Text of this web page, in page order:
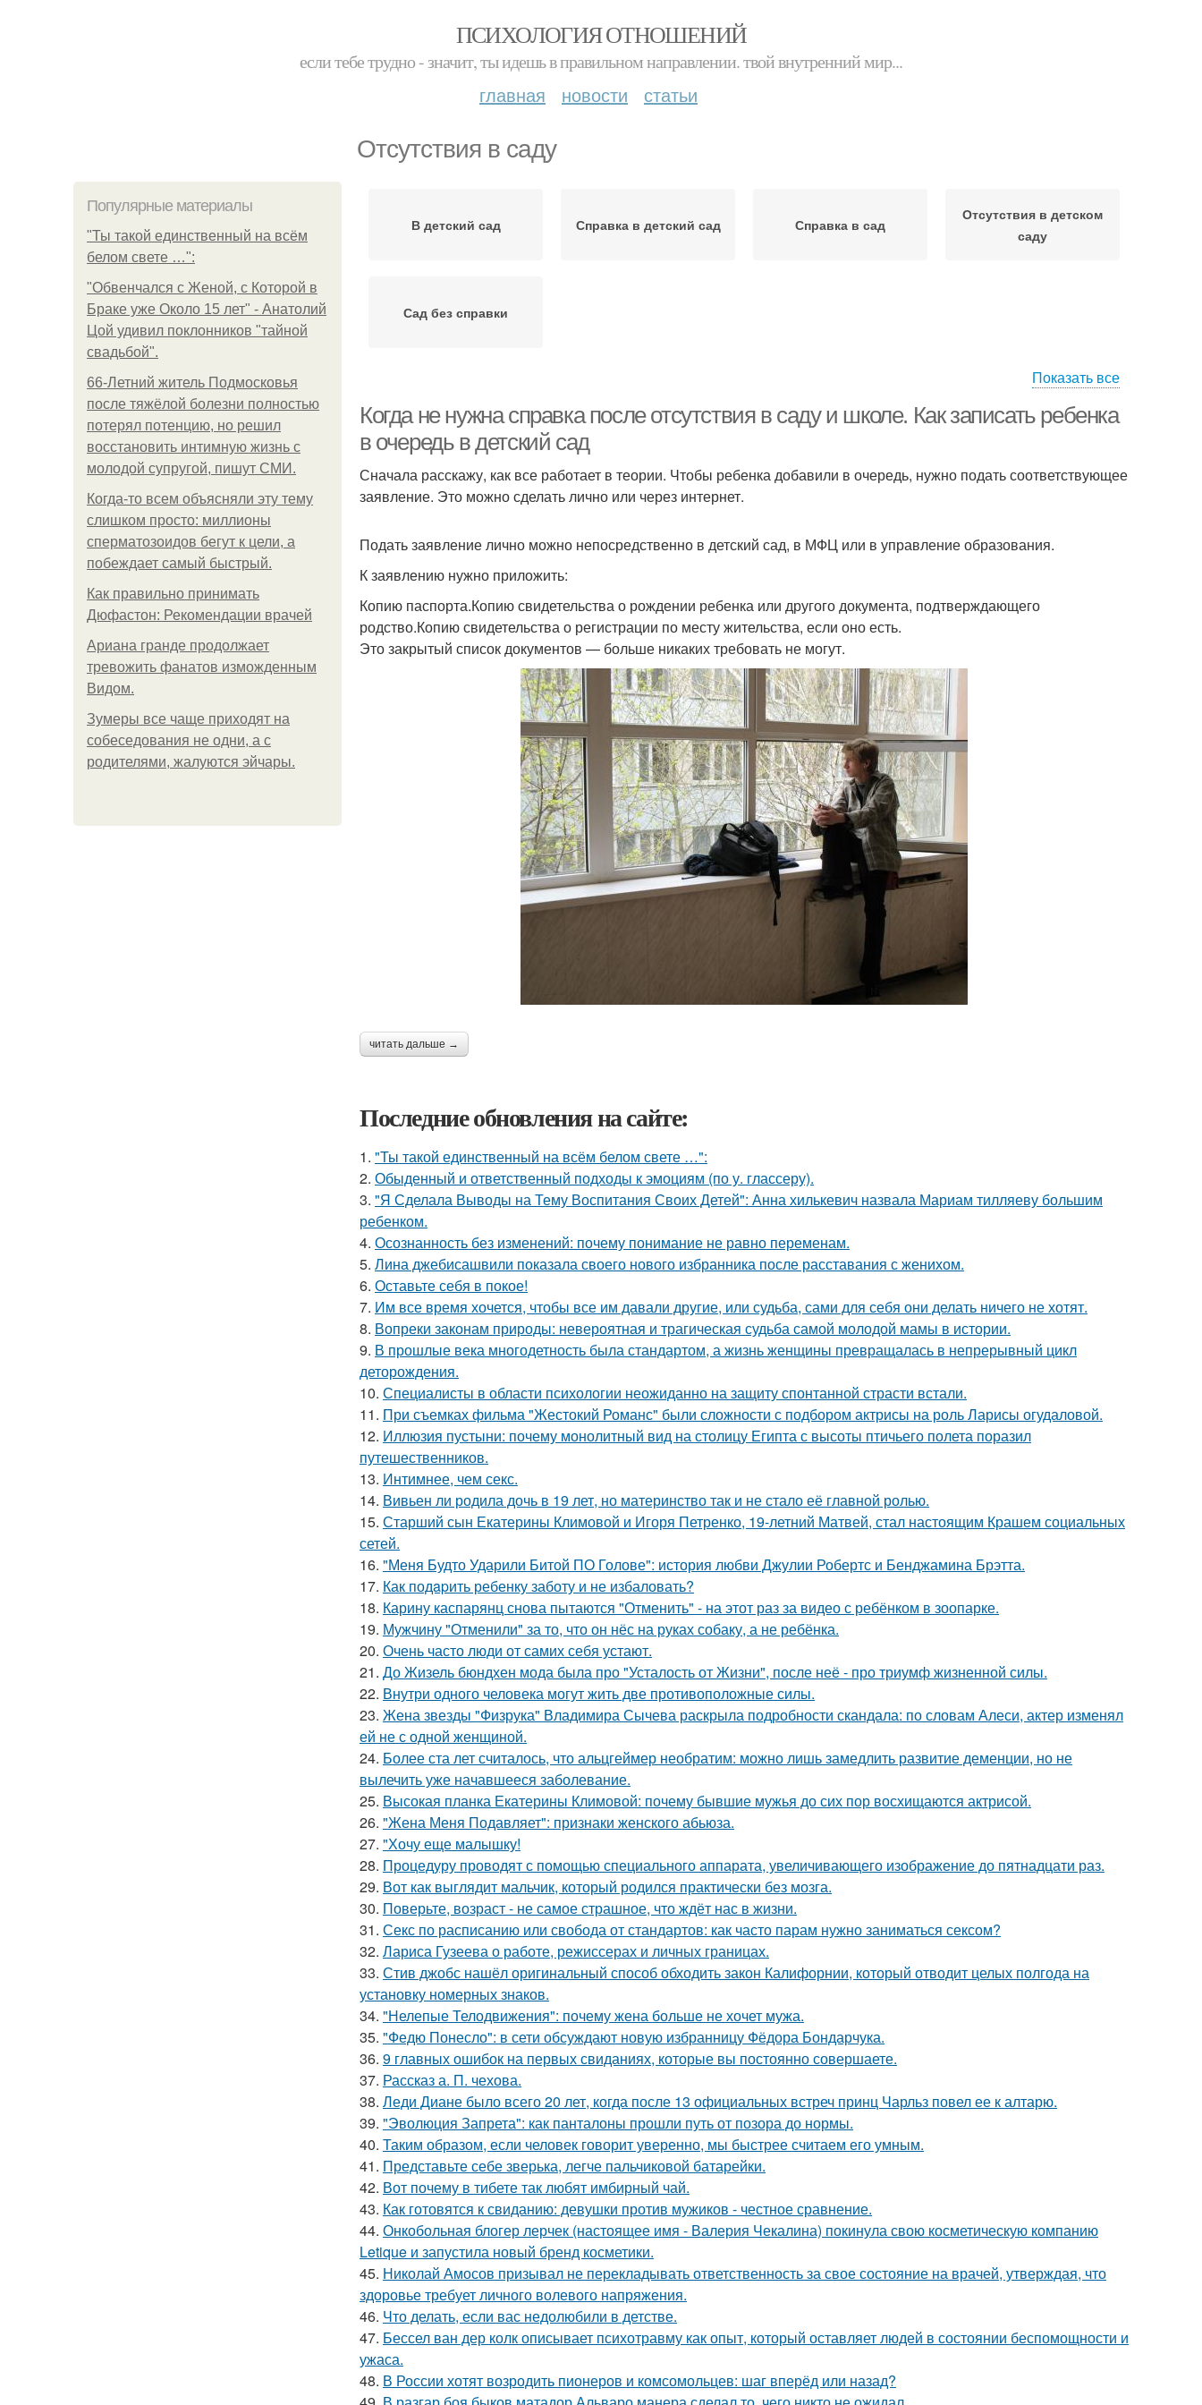
ПСИХОЛОГИЯ ОТНОШЕНИЙ
если тебе трудно - значит, ты идешь в правильном направлении. твой внутренний мир...
главная новости статьи
Отсутствия в саду
Популярные материалы
"Ты такой единственный на всём
белом свете …":
"Обвенчался с Женой, с Которой в
Браке уже Около 15 лет" - Анатолий
Цой удивил поклонников "тайной
свадьбой".
66-Летний житель Подмосковья
после тяжёлой болезни полностью
потерял потенцию, но решил
восстановить интимную жизнь с
молодой супругой, пишут СМИ.
Когда-то всем объясняли эту тему
слишком просто: миллионы
сперматозоидов бегут к цели, а
побеждает самый быстрый.
Как правильно принимать
Дюфастон: Рекомендации врачей
Ариана гранде продолжает
тревожить фанатов изможденным
Видом.
Зумеры все чаще приходят на
собеседования не одни, а с
родителями, жалуются эйчары.
В детский сад Справка в детский сад Справка в сад
Отсутствия в детском
саду
Сад без справки
Показать все
Когда не нужна справка после отсутствия в саду и школе. Как записать ребенка
в очередь в детский сад
Сначала расскажу, как все работает в теории. Чтобы ребенка добавили в очередь, нужно подать соответствующее
заявление. Это можно сделать лично или через интернет.
Подать заявление лично можно непосредственно в детский сад, в МФЦ или в управление образования.
К заявлению нужно приложить:
Копию паспорта.Копию свидетельства о рождении ребенка или другого документа, подтверждающего
родство.Копию свидетельства о регистрации по месту жительства, если оно есть.
Это закрытый список документов — больше никаких требовать не могут.
читать дальше →
Последние обновления на сайте:
1. "Ты такой единственный на всём белом свете …":
2. Обыденный и ответственный подходы к эмоциям (по у. глассеру).
3. "Я Сделала Выводы на Тему Воспитания Своих Детей": Анна хилькевич назвала Мариам тилляеву большим
ребенком.
4. Осознанность без изменений: почему понимание не равно переменам.
5. Лина джебисашвили показала своего нового избранника после расставания с женихом.
6. Оставьте себя в покое!
7. Им все время хочется, чтобы все им давали другие, или судьба, сами для себя они делать ничего не хотят.
8. Вопреки законам природы: невероятная и трагическая судьба самой молодой мамы в истории.
9. В прошлые века многодетность была стандартом, а жизнь женщины превращалась в непрерывный цикл
деторождения.
10. Специалисты в области психологии неожиданно на защиту спонтанной страсти встали.
11. При съемках фильма "Жестокий Романс" были сложности с подбором актрисы на роль Ларисы огудаловой.
12. Иллюзия пустыни: почему монолитный вид на столицу Египта с высоты птичьего полета поразил
путешественников.
13. Интимнее, чем секс.
14. Вивьен ли родила дочь в 19 лет, но материнство так и не стало её главной ролью.
15. Старший сын Екатерины Климовой и Игоря Петренко, 19-летний Матвей, стал настоящим Крашем социальных
сетей.
16. "Меня Будто Ударили Битой ПО Голове": история любви Джулии Робертс и Бенджамина Брэтта.
17. Как подapить ребенку заботу и не избаловать?
18. Карину каспарянц снова пытаются "Отменить" - на этот раз за видео с ребёнком в зоопарке.
19. Мужчину "Отменили" за то, что он нёс на руках собаку, а не ребёнка.
20. Очень часто люди от самих себя устают.
21. До Жизель бюндхен мода была про "Усталость от Жизни", после неё - про триумф жизненной силы.
22. Внутри одного человека могут жить две противоположные силы.
23. Жена звезды "Физрука" Владимира Сычева раскрыла подробности скандала: по словам Алеси, актер изменял
ей не с одной женщиной.
24. Более ста лет считалось, что альцгеймер необратим: можно лишь замедлить развитие деменции, но не
вылечить уже начавшееся заболевание.
25. Высокая планка Екатерины Климовой: почему бывшие мужья до сих пор восхищаются актрисой.
26. "Жена Меня Подавляет": признаки женского абьюза.
27. "Хочу еще малышку!
28. Процедуру проводят с помощью специального аппарата, увеличивающего изображение до пятнадцати раз.
29. Вот как выглядит мальчик, который родился практически без мозга.
30. Поверьте, возраст - не самое страшное, что ждёт нас в жизни.
31. Секс по расписанию или свобода от стандартов: как часто парам нужно заниматься сексом?
32. Лариса Гузеева о работе, режиссерах и личных границах.
33. Стив джобс нашёл оригинальный способ обходить закон Калифорнии, который отводит целых полгода на
установку номерных знаков.
34. "Нелепые Телодвижения": почему жена больше не хочет мужа.
35. "Федю Понесло": в сети обсуждают новую избранницу Фёдора Бондарчука.
36. 9 главных ошибок на первых свиданиях, которые вы постоянно совершаете.
37. Рассказ а. П. чехова.
38. Леди Диане было всего 20 лет, когда после 13 официальных встреч принц Чарльз повел ее к алтарю.
39. "Эволюция Запрета": как панталоны прошли путь от позора до нормы.
40. Таким образом, если человек говорит уверенно, мы быстрее считаем его умным.
41. Представьте себе зверька, легче пальчиковой батарейки.
42. Вот почему в тибете так любят имбирный чай.
43. Как готовятся к свиданию: девушки против мужиков - честное сравнение.
44. Онкобольная блогер лерчек (настоящее имя - Валерия Чекалина) покинула свою косметическую компанию
Letique и запустила новый бренд косметики.
45. Николай Амосов призывал не перекладывать ответственность за свое состояние на врачей, утверждая, что
здоровье требует личного волевого напряжения.
46. Что делать, если вас недолюбили в детстве.
47. Бессел ван дер колк описывает психотравму как опыт, который оставляет людей в состоянии беспомощности и
ужаса.
48. В России хотят возродить пионеров и комсомольцев: шаг вперёд или назад?